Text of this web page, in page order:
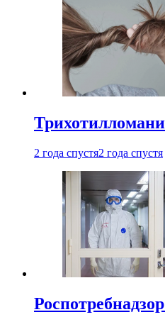
2 года спустя2 года спустя